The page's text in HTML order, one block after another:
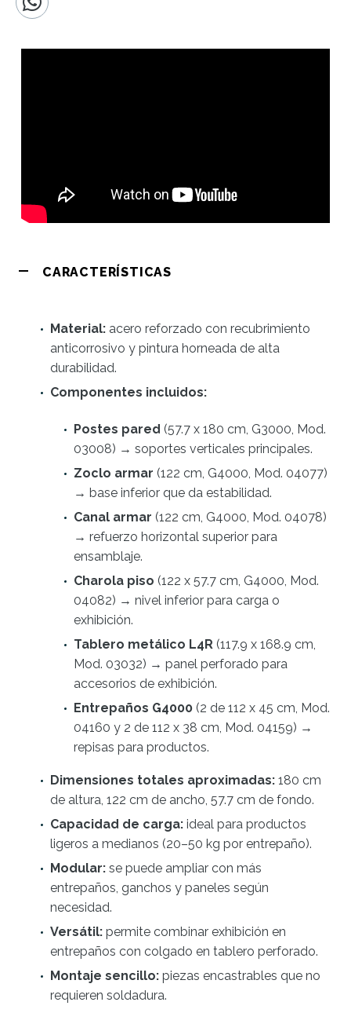
CARACTERÍSTICAS
Material: acero reforzado con recubrimiento
anticorrosivo y pintura horneada de alta
durabilidad.
Componentes incluidos:
Postes pared (57.7 x 180 cm, G3000, Mod.
03008) → soportes verticales principales.
Zoclo armar (122 cm, G4000, Mod. 04077)
→ base inferior que da estabilidad.
Canal armar (122 cm, G4000, Mod. 04078)
→ refuerzo horizontal superior para
ensamblaje.
Charola piso (122 x 57.7 cm, G4000, Mod.
04082) → nivel inferior para carga o
exhibición.
Tablero metálico L4R (117.9 x 168.9 cm,
Mod. 03032) → panel perforado para
accesorios de exhibición.
Entrepaños G4000 (2 de 112 x 45 cm, Mod.
04160 y 2 de 112 x 38 cm, Mod. 04159) →
repisas para productos.
Dimensiones totales aproximadas: 180 cm
de altura, 122 cm de ancho, 57.7 cm de fondo.
Capacidad de carga: ideal para productos
ligeros a medianos (20–50 kg por entrepaño).
Modular: se puede ampliar con más
entrepaños, ganchos y paneles según
necesidad.
Versátil: permite combinar exhibición en
entrepaños con colgado en tablero perforado.
Montaje sencillo: piezas encastrables que no
requieren soldadura.